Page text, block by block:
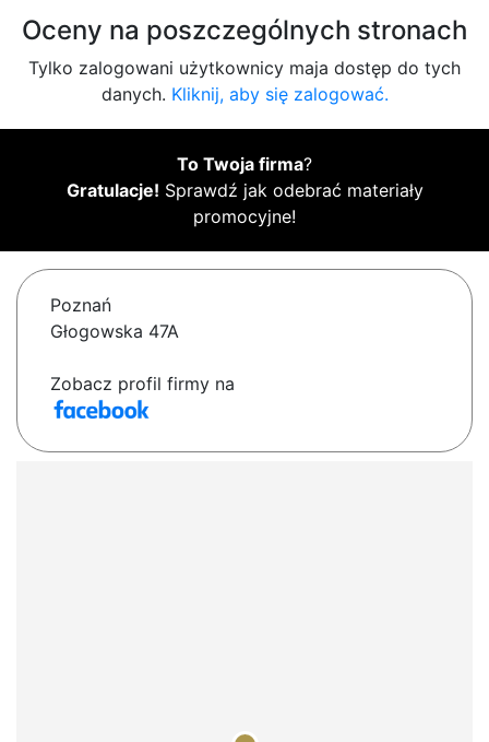
Oceny na poszczególnych stronach
Tylko zalogowani użytkownicy maja dostęp do tych
danych. Kliknij, aby się zalogować.
To Twoja firma?
Gratulacje! Sprawdź jak odebrać materiały
promocyjne!
Poznań
Głogowska 47A
Zobacz profil firmy na